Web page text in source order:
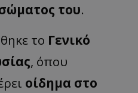
του.
το Γενικό
, όπου
οίδημα στο